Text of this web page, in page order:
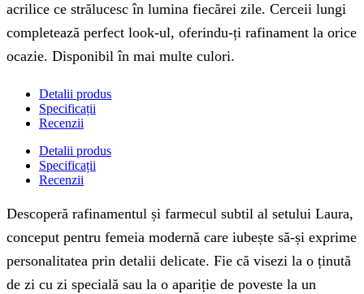
acrilice ce strălucesc în lumina fiecărei zile. Cerceii lungi
completează perfect look-ul, oferindu-ți rafinament la orice
ocazie. Disponibil în mai multe culori.
Detalii produs
Specificații
Recenzii
Detalii produs
Specificații
Recenzii
Descoperă rafinamentul și farmecul subtil al setului Laura,
conceput pentru femeia modernă care iubește să-și exprime
personalitatea prin detalii delicate. Fie că visezi la o ținută
de zi cu zi specială sau la o apariție de poveste la un